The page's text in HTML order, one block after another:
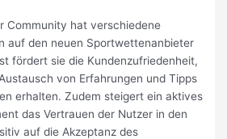
Community hat verschiedene
auf den neuen Sportwettenanbieter
fördert sie die Kundenzufriedenheit,
von Erfahrungen und Tipps
erhalten. Zudem steigert ein aktives
das Vertrauen der Nutzer in den
auf die Akzeptanz des